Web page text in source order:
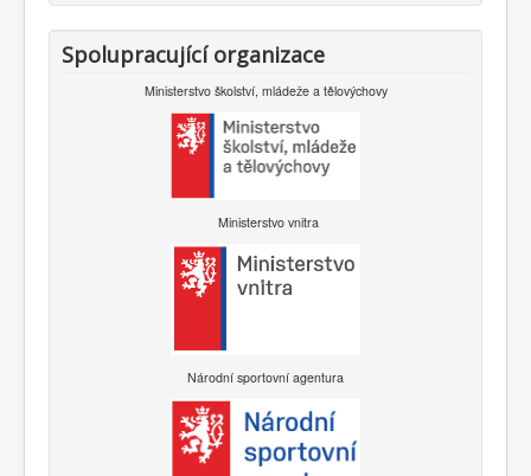
Spolupracující organizace
Ministerstvo školství, mládeže a tělovýchovy
Ministerstvo vnitra
Národní sportovní agentura